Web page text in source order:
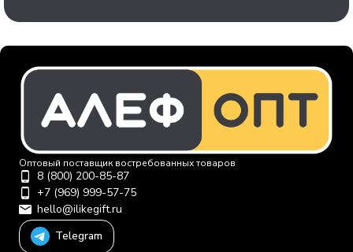
Оптовый поставщик востребованных товаров
8 (800) 200-85-87
+7 (969) 999-57-75
hello@ilikegift.ru
Telegram